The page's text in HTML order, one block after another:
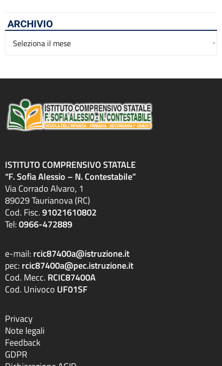
ARCHIVIO
Archivio
ISTITUTO COMPRENSIVO STATALE
“F. Sofia Alessio – N. Contestabile”
Via Corrado Alvaro, 1
89029 Taurianova (RC)
Cod. Fisc.91021610802
Tel:0966-472889
e-mail: rcic87400a@istruzione.it
pec: rcic87400a@pec.istruzione.it
Cod. Mecc. RCIC87400A
Cod. Univoco UF01SF
Privacy
Note legali
Feedback
GDPR